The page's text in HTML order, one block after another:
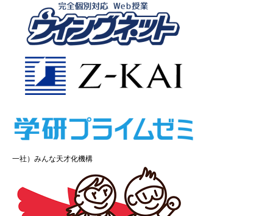
一社）みんな天才化機構